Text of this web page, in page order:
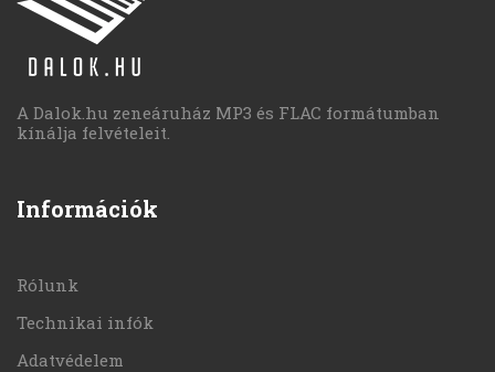
A Dalok.hu zeneáruház MP3 és FLAC formátumban
kínálja felvételeit.
Információk
Rólunk
Technikai infók
Adatvédelem